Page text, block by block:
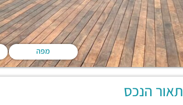
מפה
תאור הנכס